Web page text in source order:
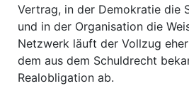
Vertrag, in der Demokratie die
und in der Organisation die
Netzwerk läuft der Vollzug
dem aus dem Schuldrecht
Realobligation ab.